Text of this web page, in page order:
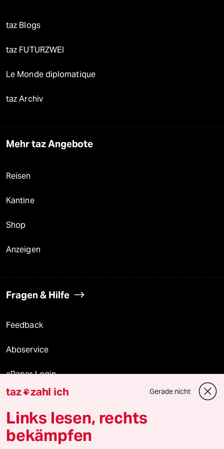
taz Blogs
taz FUTURZWEI
Le Monde diplomatique
taz Archiv
Mehr taz Angebote
Reisen
Kantine
Shop
Anzeigen
Fragen & Hilfe
Feedback
Aboservice
ePaper Login
Downloads für Abonnierende
© 2026 taz Verlags und Vertriebs GmbH
taz zahl ich Gerade nicht
Links lesen, rechts
bekämpfen